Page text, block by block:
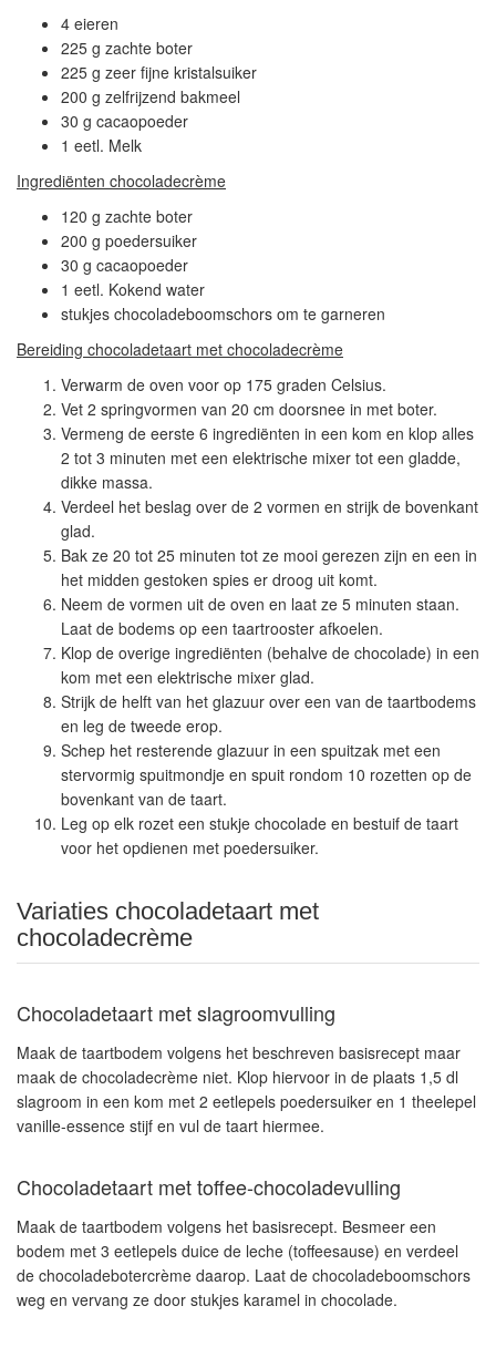
4 eieren
225 g zachte boter
225 g zeer fijne kristalsuiker
200 g zelfrijzend bakmeel
30 g cacaopoeder
1 eetl. Melk
Ingrediënten chocoladecrème
120 g zachte boter
200 g poedersuiker
30 g cacaopoeder
1 eetl. Kokend water
stukjes chocoladeboomschors om te garneren
Bereiding chocoladetaart met chocoladecrème
Verwarm de oven voor op 175 graden Celsius.
Vet 2 springvormen van 20 cm doorsnee in met boter.
Vermeng de eerste 6 ingrediënten in een kom en klop alles
2 tot 3 minuten met een elektrische mixer tot een gladde,
dikke massa.
Verdeel het beslag over de 2 vormen en strijk de bovenkant
glad.
Bak ze 20 tot 25 minuten tot ze mooi gerezen zijn en een in
het midden gestoken spies er droog uit komt.
Neem de vormen uit de oven en laat ze 5 minuten staan.
Laat de bodems op een taartrooster afkoelen.
Klop de overige ingrediënten (behalve de chocolade) in een
kom met een elektrische mixer glad.
Strijk de helft van het glazuur over een van de taartbodems
en leg de tweede erop.
Schep het resterende glazuur in een spuitzak met een
stervormig spuitmondje en spuit rondom 10 rozetten op de
bovenkant van de taart.
Leg op elk rozet een stukje chocolade en bestuif de taart
voor het opdienen met poedersuiker.
Variaties chocoladetaart met
chocoladecrème
Chocoladetaart met slagroomvulling
Maak de taartbodem volgens het beschreven basisrecept maar
maak de chocoladecrème niet. Klop hiervoor in de plaats 1,5 dl
slagroom in een kom met 2 eetlepels poedersuiker en 1 theelepel
vanille-essence stijf en vul de taart hiermee.
Chocoladetaart met toffee-chocoladevulling
Maak de taartbodem volgens het basisrecept. Besmeer een
bodem met 3 eetlepels duice de leche (toffeesause) en verdeel
de chocoladebotercrème daarop. Laat de chocoladeboomschors
weg en vervang ze door stukjes karamel in chocolade.